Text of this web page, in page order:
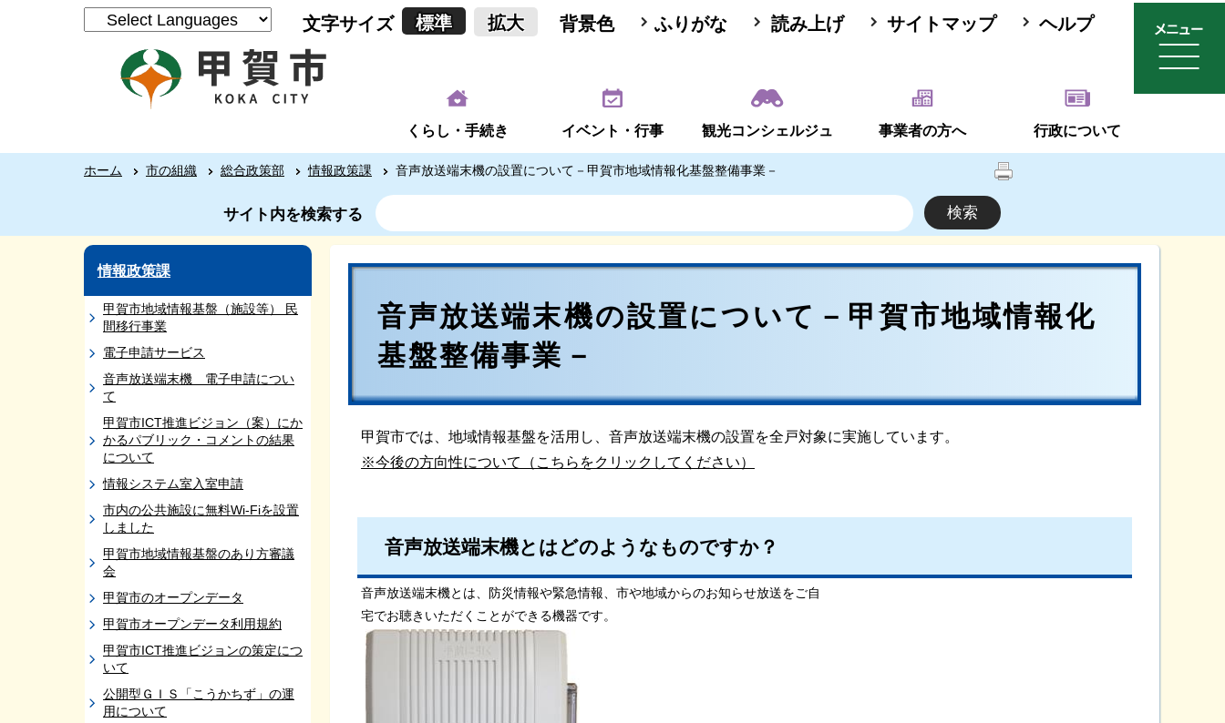
文字サイズ 標準 拡大 背景色 ふりがな 読み上げ サイトマップ ヘルプ
くらし・手続き イベント・行事 観光コンシェルジュ 事業者の方へ 行政について
ホーム 市の組織 総合政策部 情報政策課 音声放送端末機の設置について－甲賀市地域情報化基盤整備事業－
サイト内を検索する
情報政策課
甲賀市地域情報基盤（施設等） 民
間移行事業
電子申請サービス
音声放送端末機 電子申請につい
て
甲賀市ICT推進ビジョン（案）にか
かるパブリック・コメントの結果
について
情報システム室入室申請
市内の公共施設に無料Wi-Fiを設置
しました
甲賀市地域情報基盤のあり方審議
会
甲賀市のオープンデータ
甲賀市オープンデータ利用規約
甲賀市ICT推進ビジョンの策定につ
いて
公開型ＧＩＳ「こうかちず」の運
用について
音声放送端末機の設置について－甲賀市地域情報化
基盤整備事業－
甲賀市では、地域情報基盤を活用し、音声放送端末機の設置を全戸対象に実施しています。
※今後の方向性について（こちらをクリックしてください）
音声放送端末機とはどのようなものですか？
音声放送端末機とは、防災情報や緊急情報、市や地域からのお知らせ放送をご自
宅でお聴きいただくことができる機器です。